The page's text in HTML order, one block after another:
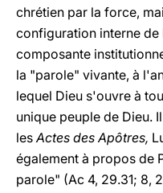
chrétien par la force,
configuration interne de
composante
la "parole" vivante, à
lequel Dieu s'ouvre à
unique peuple de Dieu.
lesActes des Apôtres,
également à propos de
parole" (Ac 4, 29.31; 8,